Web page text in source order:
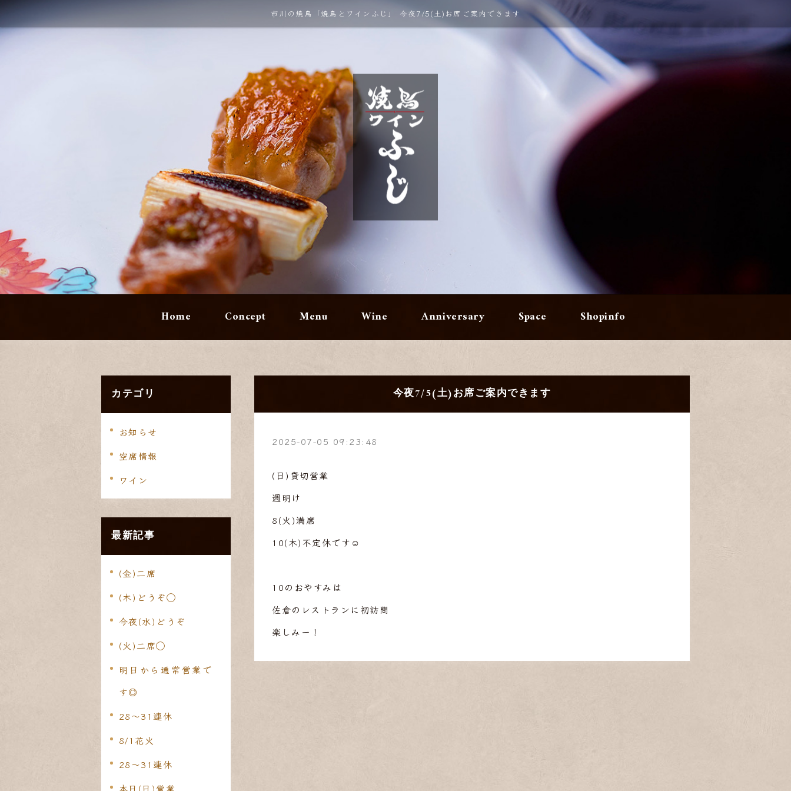
市川の焼鳥「焼鳥とワインふじ」 今夜7/5(土)お席ご案内できます
Home Concept Menu Wine Anniversary Space Shopinfo
カテゴリ
お知らせ
空席情報
ワイン
最新記事
(金)二席
(木)どうぞ◯
今夜(水)どうぞ
(火)二席◯
明日から通常営業で
す◎
28〜31連休
8/1花火
28〜31連休
本日(日)営業
今夜7/5(土)お席ご案内できます
2025-07-05 09:23:48
(日)貸切営業
週明け
8(火)満席
10(木)不定休です☺︎
10のおやすみは
佐倉のレストランに初訪問
楽しみー！